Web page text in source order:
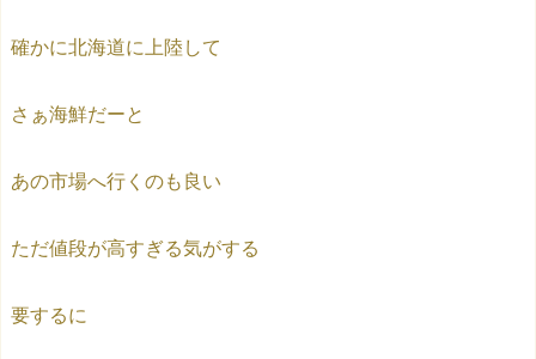
確かに北海道に上陸して
さぁ海鮮だーと
あの市場へ行くのも良い
ただ値段が高すぎる気がする
要するに